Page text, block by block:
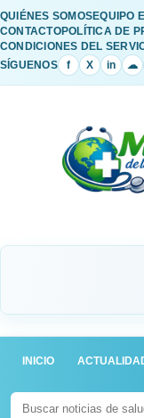
QUIÉNES SOMOSEQUIPO
CONTACTOPOLÍTICA DE
CONDICIONES DEL
SÍGUENOS
f X in ☁
INICIO